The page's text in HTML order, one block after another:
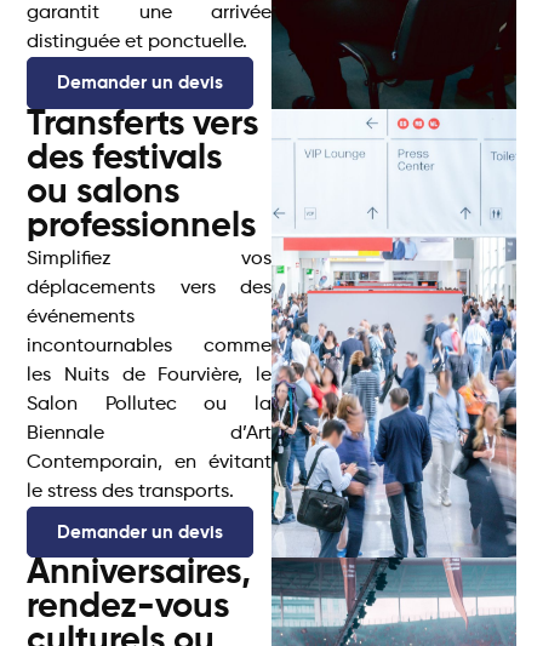
garantit une arrivée
distinguée et ponctuelle.
Demander un devis
Transferts vers
des festivals
ou salons
professionnels
Simplifiez vos
déplacements vers des
événements
incontournables comme
les Nuits de Fourvière, le
Salon Pollutec ou la
Biennale d’Art
Contemporain, en évitant
le stress des transports.
Demander un devis
Anniversaires,
rendez-vous